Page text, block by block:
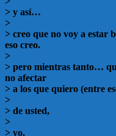
> y así…
>
> creo que no voy a estar
eso creo.
>
> pero mientras tanto…
no afectar
> a los que quiero (entre
>
> de usted,
>
> yo.